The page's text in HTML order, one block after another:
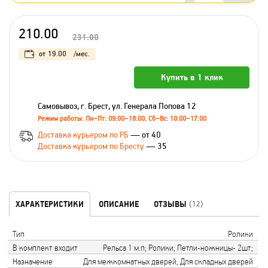
210.00 231.00
от 19.00 /мес.
Купить в 1 клик
Самовывоз, г. Брест, ул. Генерала Попова 12
Режим работы: Пн–Пт: 09:00–18:00, Сб–Вс: 10:00–17:00
Доставка курьером по РБ — от 40
Доставка курьером по Бресту— 35
ХАРАКТЕРИСТИКИ ОПИСАНИЕ ОТЗЫВЫ (12)
Тип
Ролики
В комплект входит
Рельса 1 м.п; Ролики; Петли-ножницы- 2шт;
Назначение
Для межкомнатных дверей, Для складных дверей